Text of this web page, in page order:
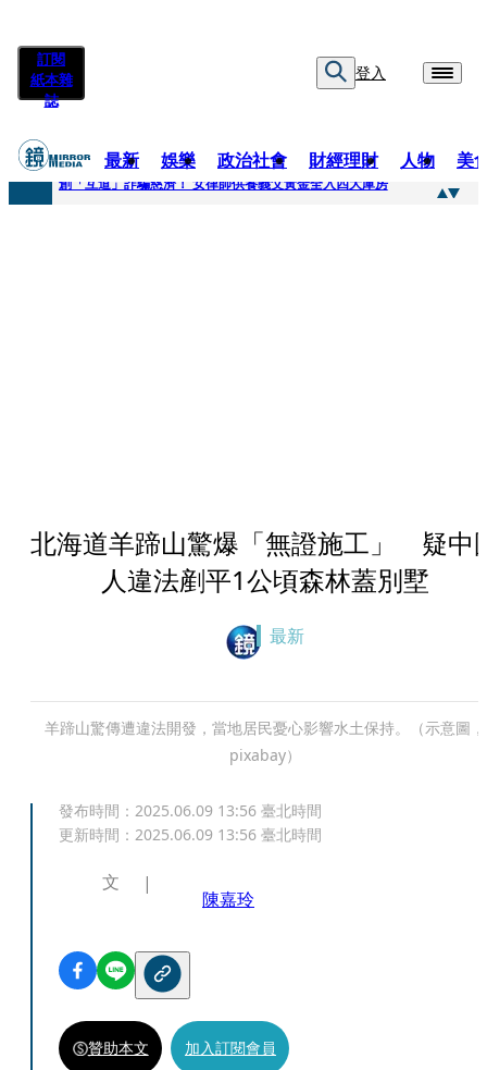
訂閱
紙本雜
誌
登入
最新 娛樂 政治社會 財經理財 人物 美
快訊
創「互道」詐騙慈濟！ 女律師供養義父黃金全入四大庫房
北海道羊蹄山驚爆「無證施工」 疑中
人違法剷平1公頃森林蓋別墅
最新
羊蹄山驚傳遭違法開發，當地居民憂心影響水土保持。（示意圖，
pixabay）
發布時間： 2025.06.09 13:56 臺北時間
更新時間： 2025.06.09 13:56 臺北時間
文
陳嘉玲
贊助本文 加入訂閱會員